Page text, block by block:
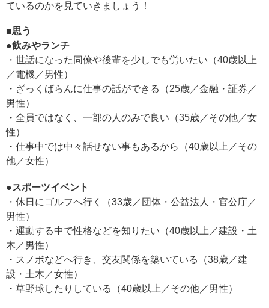
ているのかを見ていきましょう！
■思う
●飲みやランチ
・世話になった同僚や後輩を少しでも労いたい（40歳以上
／電機／男性）
・ざっくばらんに仕事の話ができる（25歳／金融・証券／
男性）
・全員ではなく、一部の人のみで良い（35歳／その他／女
性）
・仕事中では中々話せない事もあるから（40歳以上／その
他／女性）
●スポーツイベント
・休日にゴルフへ行く（33歳／団体・公益法人・官公庁／
男性）
・運動する中で性格などを知りたい（40歳以上／建設・土
木／男性）
・スノボなどへ行き、交友関係を築いている（38歳／建
設・土木／女性）
・草野球したりしている（40歳以上／その他／男性）